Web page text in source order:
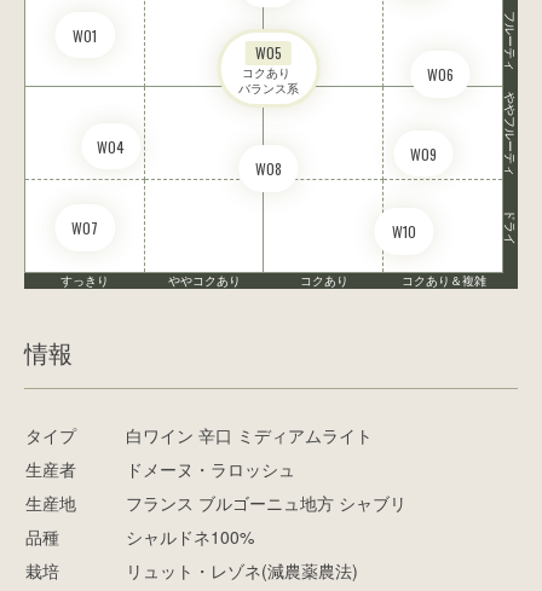
W01
W04
W05
コクあり
バランス系
W06
W07
W08
W09
W10
フルーティ
ややフルーティ
ドライ
すっきり ややコクあり コクあり コクあり＆複雑
情報
タイプ
白ワイン 辛口 ミディアムライト
生産者
ドメーヌ・ラロッシュ
生産地
フランス ブルゴーニュ地方 シャブリ
品種
シャルドネ100%
栽培
リュット・レゾネ(減農薬農法)